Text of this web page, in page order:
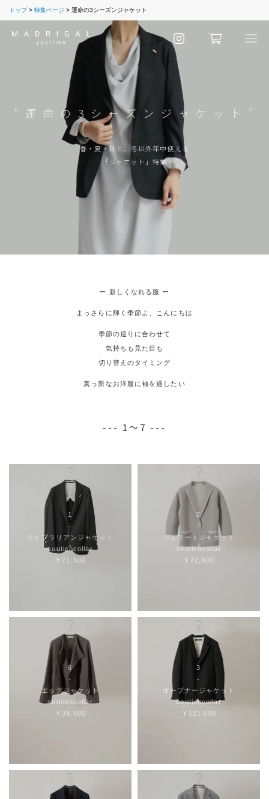
トップ 特集ページ 運命の3シーズンジャケット
“ 運 命 の 3 シ ー ズ ン ジ ャ ケ ッ ト ”
---
春・夏・秋と、冬以外年中使える
「ジャケット」特集
ー 新しくなれる服 ー
まっさらに輝く季節よ、こんにちは
季節の巡りに合わせて
気持ちも見た目も
切り替えのタイミング
真っ新なお洋服に袖を通したい
--- 1～7 ---
1
-
ライブラリアンジャケット
soutiencollar
￥71,500
2
-
ジェラートジャケット
soutiencollar
￥72,600
6
-
エッグジャケット
soutiencollar
￥39,600
3
-
オープナージャケット
soutiencollar
￥121,000